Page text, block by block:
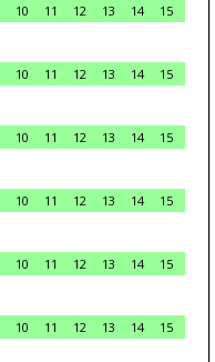
10 11 12 13 14
15
10 11 12 13 14
15
10 11 12 13 14
15
10 11 12 13 14
15
10 11 12 13 14
15
10 11 12 13 14
15